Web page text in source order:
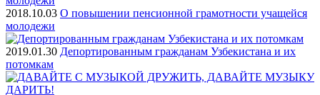
2018.10.03 О повышении пенсионной грамотности учащейся
молодежи
2019.01.30 Депортированным гражданам Узбекистана и их
потомкам